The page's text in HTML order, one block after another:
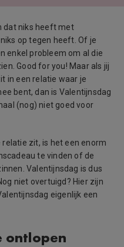
dat niks heeft met
op tegen heeft. Of je
enkel probleem om al die
Good for you! Maar als jij
in een relatie waar je
bent, dan is Valentijnsdag
(nog) niet goed voor
relatie zit, is het een enorm
te vinden of de
Valentijnsdag is dus
niet overtuigd? Hier zijn
eigenlijk een
ontlopen